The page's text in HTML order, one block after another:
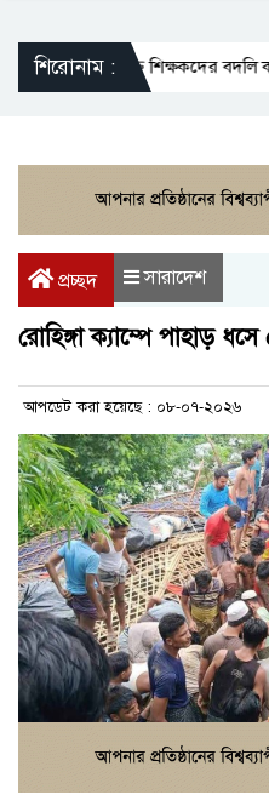
শিরোনাম :
এমপিওভুক্ত শিক্ষকদের বদলি
প্রচ্ছদ সারাদেশ
রোহিঙ্গা ক্যাম্পে পাহাড় ধসে
আপডেট করা হয়েছে : ০৮-০৭-২০২৬